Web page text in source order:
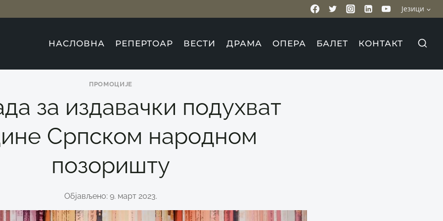
Језици
НАСЛОВНА РЕПЕРТОАР ВЕСТИ ДРАМА ОПЕРА БАЛЕТ КОНТАКТ
ПРОМОЦИЈЕ
за издавачки подухват
Српском народном
позоришту
Објављено: 9. март 2023.